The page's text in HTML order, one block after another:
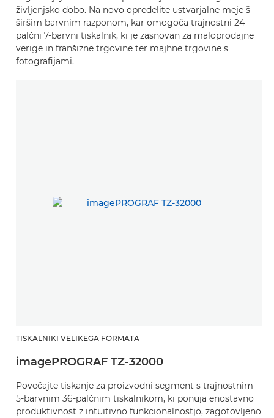
življenjsko dobo. Na novo opredelite ustvarjalne meje š
širšim barvnim razponom, kar omogoča trajnostni 24-
palčni 7-barvni tiskalnik, ki je zasnovan za maloprodajne
verige in franšizne trgovine ter majhne trgovine s
fotografijami.
TISKALNIKI VELIKEGA FORMATA
imagePROGRAF TZ-32000
Povečajte tiskanje za proizvodni segment s trajnostnim
5-barvnim 36-palčnim tiskalnikom, ki ponuja enostavno
produktivnost z intuitivno funkcionalnostjo, zagotovljeno